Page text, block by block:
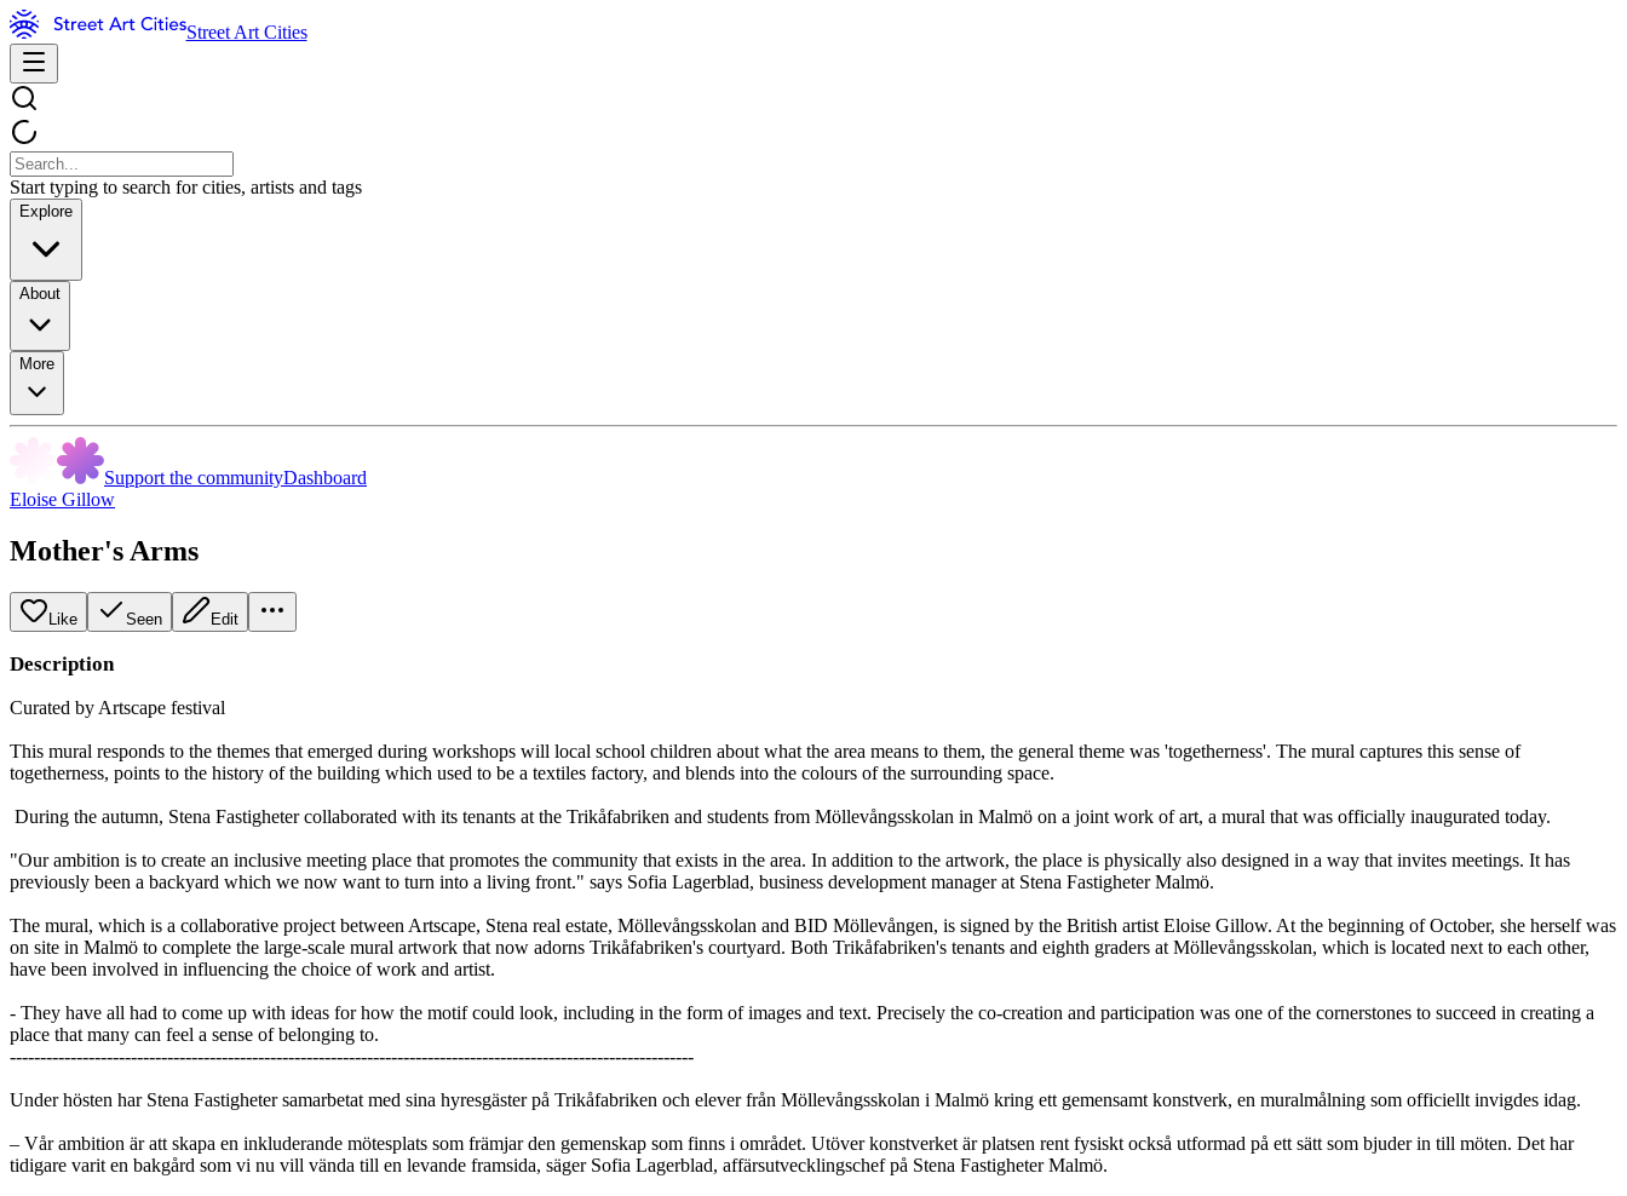
Street Art Cities
Start typing to search for cities, artists and tags
Explore
About
More
Support the communityDashboard
Eloise Gillow
Mother's Arms
Like Seen Edit
Description
Curated by Artscape festival
This mural responds to the themes that emerged during workshops will local school children about what the area means to them, the general theme was 'togetherness'. The mural captures this sense of
togetherness, points to the history of the building which used to be a textiles factory, and blends into the colours of the surrounding space.
During the autumn, Stena Fastigheter collaborated with its tenants at the Trikåfabriken and students from Möllevångsskolan in Malmö on a joint work of art, a mural that was officially inaugurated today.
"Our ambition is to create an inclusive meeting place that promotes the community that exists in the area. In addition to the artwork, the place is physically also designed in a way that invites meetings. It has
previously been a backyard which we now want to turn into a living front." says Sofia Lagerblad, business development manager at Stena Fastigheter Malmö.
The mural, which is a collaborative project between Artscape, Stena real estate, Möllevångsskolan and BID Möllevången, is signed by the British artist Eloise Gillow. At the beginning of October, she herself was
on site in Malmö to complete the large-scale mural artwork that now adorns Trikåfabriken's courtyard. Both Trikåfabriken's tenants and eighth graders at Möllevångsskolan, which is located next to each other,
have been involved in influencing the choice of work and artist.
- They have all had to come up with ideas for how the motif could look, including in the form of images and text. Precisely the co-creation and participation was one of the cornerstones to succeed in creating a
place that many can feel a sense of belonging to.
-----------------------------------------------------------------------------------------------------------------
Under hösten har Stena Fastigheter samarbetat med sina hyresgäster på Trikåfabriken och elever från Möllevångsskolan i Malmö kring ett gemensamt konstverk, en muralmålning som officiellt invigdes idag.
– Vår ambition är att skapa en inkluderande mötesplats som främjar den gemenskap som finns i området. Utöver konstverket är platsen rent fysiskt också utformad på ett sätt som bjuder in till möten. Det har
tidigare varit en bakgård som vi nu vill vända till en levande framsida, säger Sofia Lagerblad, affärsutvecklingschef på Stena Fastigheter Malmö.